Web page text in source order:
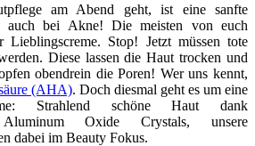
am Abend geht, ist eine sanfte
auch bei Akne! Die meisten von euch
Lieblingscreme. Stop! Jetzt müssen tote
Diese lassen die Haut trocken und
obendrein die Poren! Wer uns kennt,
(AHA). Doch diesmal geht es um eine
Strahlend schöne Haut dank
Oxide Crystals, unsere
dabei im Beauty Fokus.